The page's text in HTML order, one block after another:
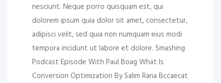
nesciunt. Neque porro quisquam est, qui
dolorem ipsum quia dolor sit amet, consectetur,
adipisci velit, sed quia non numquam eius modi
tempora incidunt ut labore et dolore. Smashing
Podcast Episode With Paul Boag What Is
Conversion Optimization By Salim Rana Bccaecat